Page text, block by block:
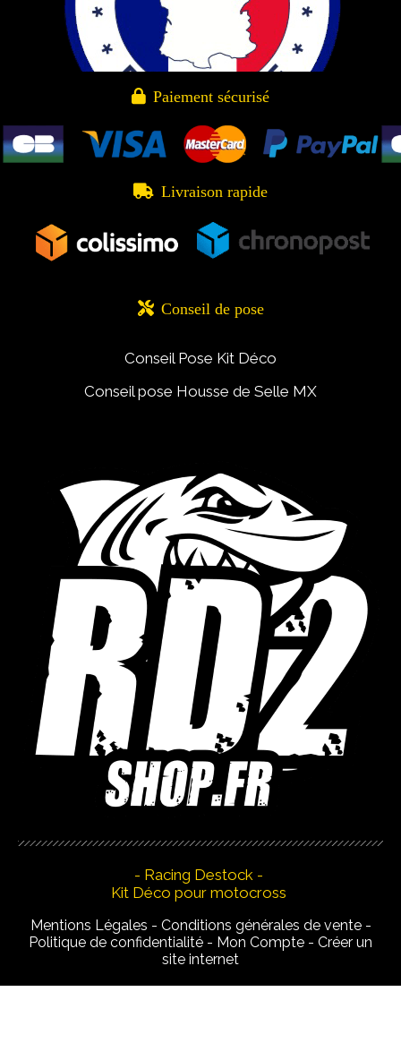
 Paiement sécurisé
 Livraison rapide
 Conseil de pose
Conseil Pose Kit Déco
Conseil pose Housse de Selle MX
- Racing Destock -
Kit Déco pour motocross
Mentions Légales
Conditions générales de vente
Politique de confidentialité
Mon Compte
Créer un
site internet